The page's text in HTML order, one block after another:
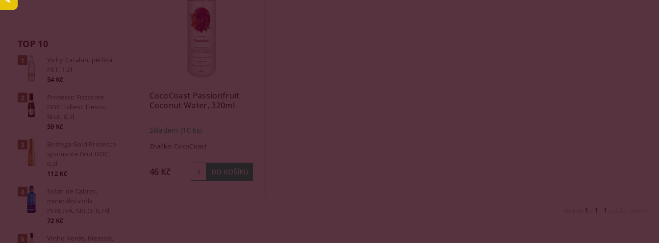
TOP 10
Vichy Catalan, perlivá,
PET, 1,2l
54 Kč
Prosecco Frizzante
DOC Tallero Treviso
Brut, 0,2l
59 Kč
Bottega Gold Prosecco
spumante Brut DOC,
0,2l
112 Kč
Solan de Cabras,
minerální voda
PERLIVÁ, SKLO, 0,75l
72 Kč
Vinho Verde, Messias,
CocoCoast Passionfruit
Coconut Water, 320ml
Skladem (10 ks)
Značka: CocoCoast
46 Kč
1 1 1